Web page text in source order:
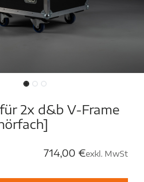
2x d&b V-Frame
714,00 €exkl. MwSt